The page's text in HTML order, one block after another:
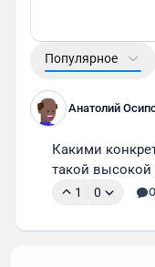
Популярное
Анатолий
Какими
такой высокой
1 0